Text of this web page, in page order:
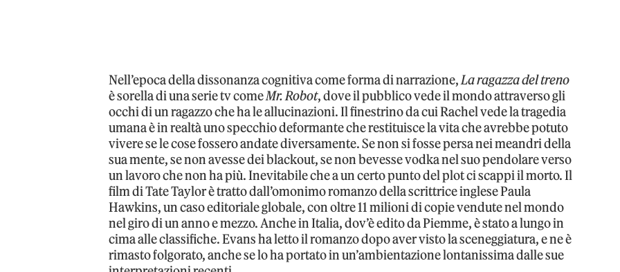
Nell’epoca della dissonanza cognitiva come forma di narrazione,La ragazza del treno
è sorella di una serie tv comeMr. Robot, dove il pubblico vede il mondo attraverso gli
occhi di un ragazzo che ha le allucinazioni. Il finestrino da cui Rachel vede la tragedia
umana è in realtà uno specchio deformante che restituisce la vita che avrebbe potuto
vivere se le cose fossero andate diversamente. Se non si fosse persa nei meandri della
sua mente, se non avesse dei blackout, se non bevesse vodka nel suo pendolare verso
un lavoro che non ha più. Inevitabile che a un certo punto del plot ci scappi il morto. Il
film di Tate Taylor è tratto dall’omonimo romanzo della scrittrice inglese Paula
Hawkins, un caso editoriale globale, con oltre 11 milioni di copie vendute nel mondo
nel giro di un anno e mezzo. Anche in Italia, dov’è edito da Piemme, è stato a lungo in
cima alle classifiche. Evans ha letto il romanzo dopo aver visto la sceneggiatura, e ne è
rimasto folgorato, anche se lo ha portato in un’ambientazione lontanissima dalle sue